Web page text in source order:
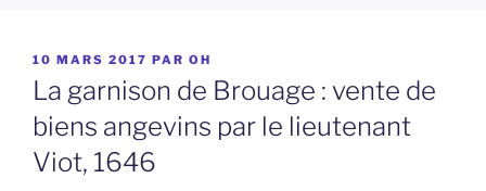
PUBLIÉ
LE
10 MARS 2017 PAR OH
La garnison de Brouage : vente de
biens angevins par le lieutenant
Viot, 1646